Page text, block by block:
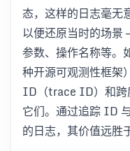
态，这样的日志毫无
以便还原当时的场
参数、操作名称等。
种开源可观测性框架
ID（trace ID）和跨
它们。通过追踪 ID
的日志，其价值远胜